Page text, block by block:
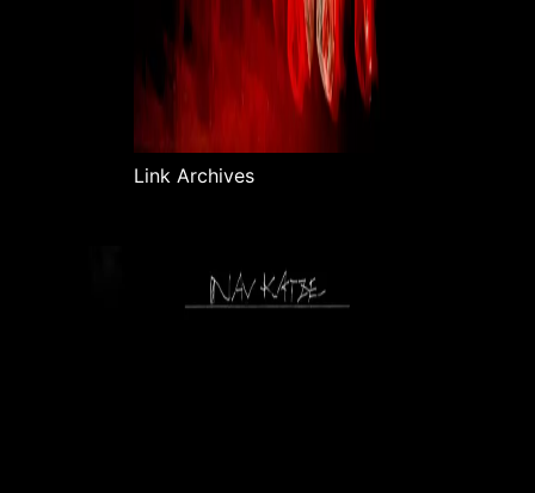
Link Archives